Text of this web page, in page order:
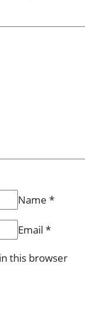
Name *
Email *
this browser